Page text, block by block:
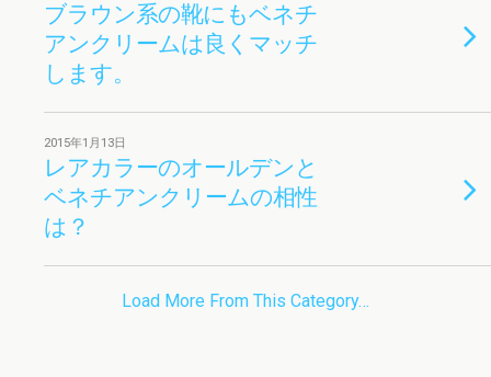
ブラウン系の靴にもベネチ
アンクリームは良くマッチ
します。
2015年1月13日
レアカラーのオールデンと
ベネチアンクリームの相性
は？
Load More From This Category…